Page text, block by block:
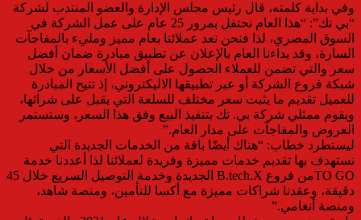
وفي بداية كلمته، قال رئيس مجلس الإدارة والعضو المنتدب لشركة
“بي تك”: “هذا العام نحتفل بمرور 25 عام على عمل الشركة في
السوق المصري، لذا فنحن نعد عملائنا بعام مميز ومليء بالمفاجآت
السارة، وقد بداءنا العام بالإعلان عن تطبيق مبادرة ضمان أفضل
سعر والتي تضمن للعملاء الحصول على أفضل الأسعار من خلال
شبكة فروع الشركة أو عبر تطبيقها الاليكتروني، إذ تتيح المبادرة
للعميل تقديم ما يثبت سعر مختلف للسلعة التي يقبل على شرائها،
ويقوم ممثلي شركة بي. تك بتنفيذ البيع وفق هذا السعر، وستستمر
العروض والمفاجآت على مدار العام.”
ليستطرد خطاب: “هناك أيضًا باقة من الخدمات الجديدة التي
نستهدف بها تقديم خدمات مميزة وفريدة لعملائنا لذا أعددنا خدمة
TO GOمن فروع B.tech.X الجديدة وخدمة التوصيل السريع خلال 45
دقيقة، وعقدنا شراكات مميزة مع أكسا للتأمين، ومنصة شاهد،
ومنصة أنغامي.”